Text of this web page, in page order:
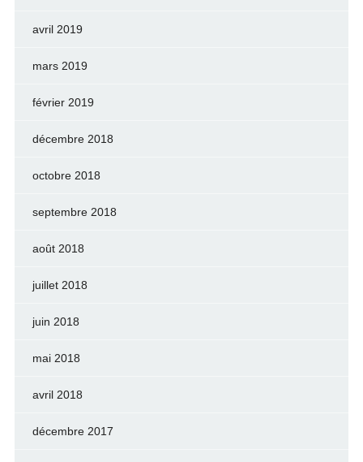
avril 2019
mars 2019
février 2019
décembre 2018
octobre 2018
septembre 2018
août 2018
juillet 2018
juin 2018
mai 2018
avril 2018
décembre 2017